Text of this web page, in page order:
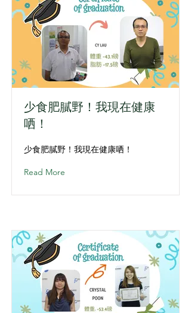
少食肥膩野！我現在健康
哂！
少食肥膩野！我現在健康哂！
Read More